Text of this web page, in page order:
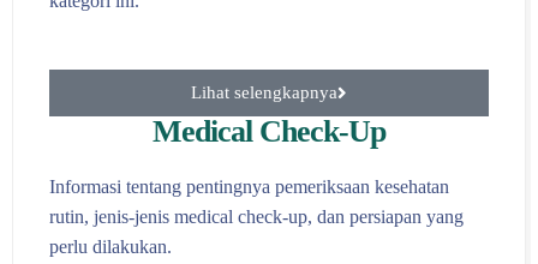
Lihat selengkapnya
Medical Check-Up
Informasi tentang pentingnya pemeriksaan kesehatan
rutin, jenis-jenis medical check-up, dan persiapan yang
perlu dilakukan.